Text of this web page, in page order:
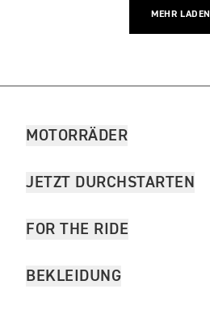
MEHR LADEN
MOTORRÄDER
JETZT DURCHSTARTEN
FOR THE RIDE
BEKLEIDUNG